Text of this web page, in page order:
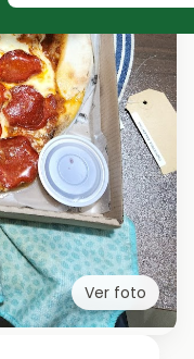
Ver foto